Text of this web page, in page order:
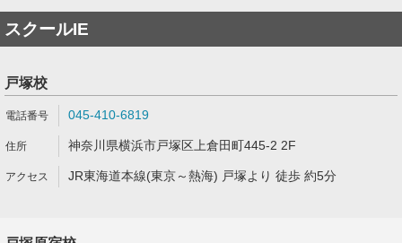
スクールIE
戸塚校
045-410-6819
神奈川県横浜市戸塚区上倉田町445-2 2F
JR東海道本線(東京～熱海) 戸塚より 徒歩 約5分